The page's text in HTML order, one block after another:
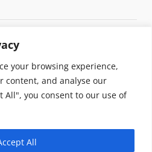
your browsing experience,
content, and analyse our
All", you consent to our use of
All
3 ingredienti che
chimici
proprietà di Jws Media
giornalistica, in quanto
alcuna periodicità. Non può